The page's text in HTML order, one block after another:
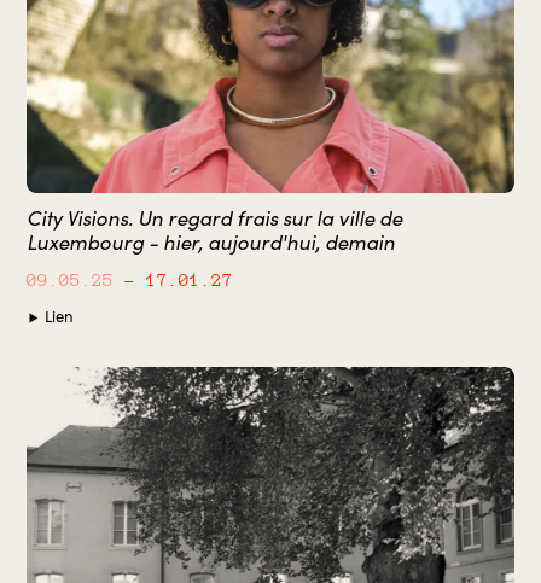
City Visions. Un regard frais sur la ville de
Luxembourg - hier, aujourd'hui, demain
09.05.25 – 17.01.27
Lien